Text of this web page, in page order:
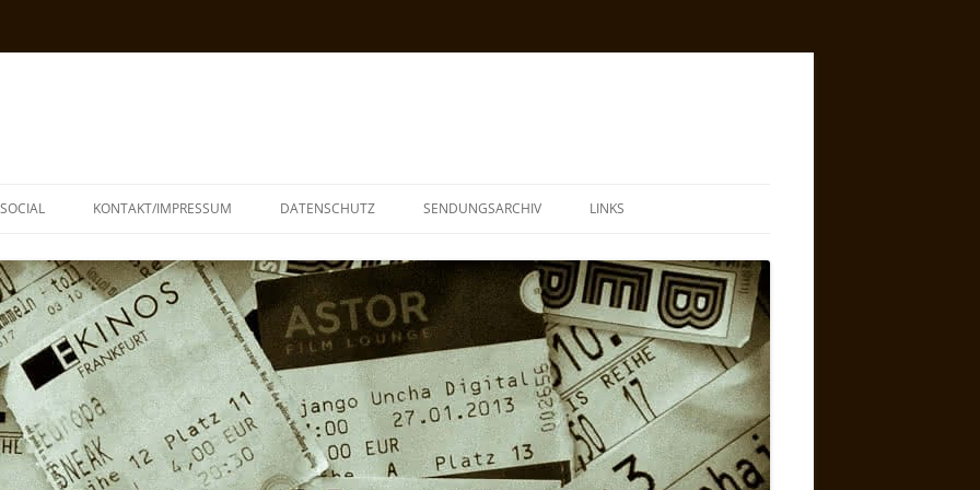
SOCIAL KONTAKT/IMPRESSUM DATENSCHUTZ SENDUNGSARCHIV LINKS